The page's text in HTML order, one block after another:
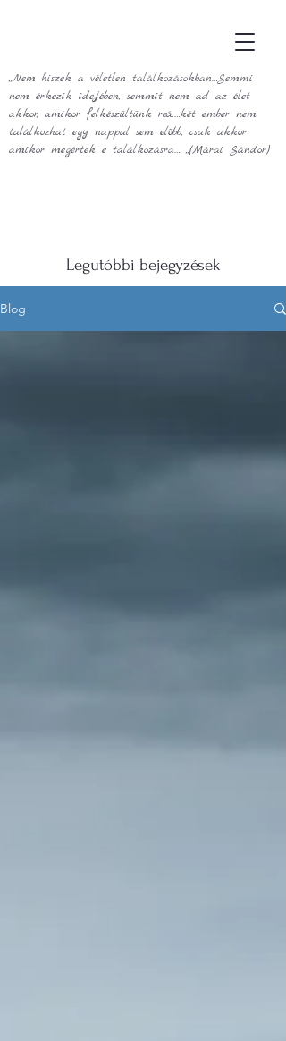
„Nem hiszek a véletlen találkozásokban…Semmi
nem érkezik idejében, semmit nem ad az élet
akkor, amikor felkészültünk reá.…két ember nem
találkozhat egy nappal sem előbb, csak akkor
amikor megértek e találkozásra… „(Márai Sándor)
Legutóbbi bejegyzések
Blog